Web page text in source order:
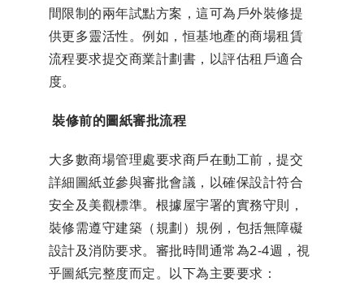
間限制的兩年試點方案，這可為戶外裝修提
供更多靈活性。例如，恒基地產的商場租賃
流程要求提交商業計劃書，以評估租戶適合
度。
裝修前的圖紙審批流程
大多數商場管理處要求商戶在動工前，提交
詳細圖紙並參與審批會議，以確保設計符合
安全及美觀標準。根據屋宇署的實務守則，
裝修需遵守建築（規劃）規例，包括無障礙
設計及消防要求。審批時間通常為2-4週，視
乎圖紙完整度而定。以下為主要要求：